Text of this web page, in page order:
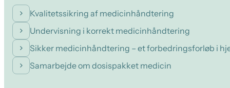
Kvalitetssikring af medicinhåndtering
Undervisning i korrekt medicinhåndtering
Sikker medicinhåndtering – et forbedringsforløb i
Samarbejde om dosispakket medicin